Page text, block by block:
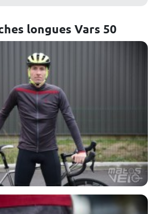
longues Vars 50